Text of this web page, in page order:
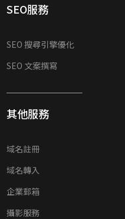
SEO服務
SEO 搜尋引擎優化
SEO 文案撰寫
其他服務
域名註冊
域名轉入
企業郵箱
攝影服務